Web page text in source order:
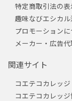
特定商取引法の表
趣味なびエシカ
プロモーション
メーカー・広告
関連サイト
コエテコカレッジ
コエテコカレッ